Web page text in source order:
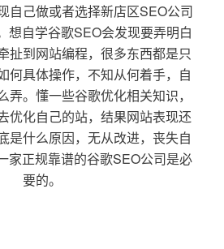
自己做或者选择新店区SEO公司
想自学谷歌SEO会发现要弄明白
扯到网站编程，很多东西都是只
何具体操作，不知从何着手，自
弄。懂一些谷歌优化相关知识，
优化自己的站，结果网站表现还
是什么原因，无从改进，丧失自
家正规靠谱的谷歌SEO公司是必
要的。